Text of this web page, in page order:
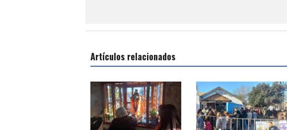
Artículos relacionados